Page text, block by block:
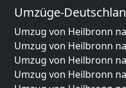
Umzüge-
Umzug von Heilbronn
Umzug von Heilbronn
Umzug von Heilbronn
Umzug von Heilbronn